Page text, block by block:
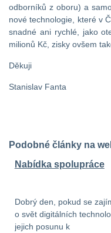
odborníků z oboru) a
nové technologie, které v
snadné ani rychlé, jako
milionů Kč, zisky ovšem
Děkuji
Stanislav Fanta
Podobné články na
Nabídka spolupráce
Dobrý den, pokud se
o svět digitálních
jejich posunu k